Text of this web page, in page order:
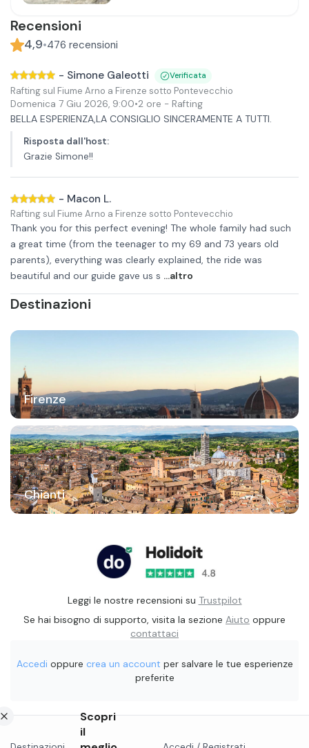
Recensioni
4,9•476 recensioni
- Simone Galeotti Verificata
Rafting sul Fiume Arno a Firenze sotto Pontevecchio
Domenica 7 Giu 2026, 9:00•2 ore - Rafting
BELLA ESPERIENZA,LA CONSIGLIO SINCERAMENTE A TUTTI.
Risposta dall'host:
Grazie Simone!!
- Macon L.
Rafting sul Fiume Arno a Firenze sotto Pontevecchio
Thank you for this perfect evening! The whole family had such
a great time (from the teenager to my 69 and 73 years old
parents), everything was clearly explained, the ride was
beautiful and our guide gave us s ...altro
Destinazioni
Firenze
Chianti
Leggi le nostre recensioni su Trustpilot
Se hai bisogno di supporto, visita la sezione Aiuto oppure
contattaci
Accedi oppure crea un account per salvare le tue esperienze
preferite
Scopri
il